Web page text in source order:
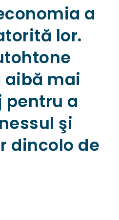
a
lor.
aibă mai
a
şi
dincolo de